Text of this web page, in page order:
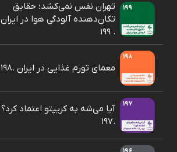
تهران نفس نمی‌کشد؛ حقایق
تکان‌دهنده آلودگی هوا در ایران
. ۱۹۹
معمای تورم غذایی در ایران .۱۹۸
آیا می‌شه به کریپتو اعتماد کرد؟
.۱۹۷